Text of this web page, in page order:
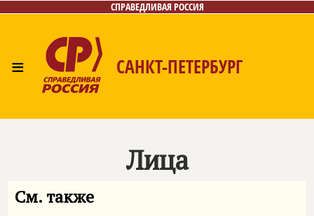
СПРАВЕДЛИВАЯ РОССИЯ
≡ САНКТ-ПЕТЕРБУРГ
Контакты
Лица
См. также